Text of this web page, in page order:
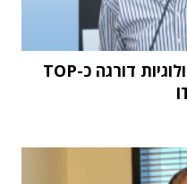
מחקר STKI השנתי: וואן טכנולוגיות דורגה כ-TOP